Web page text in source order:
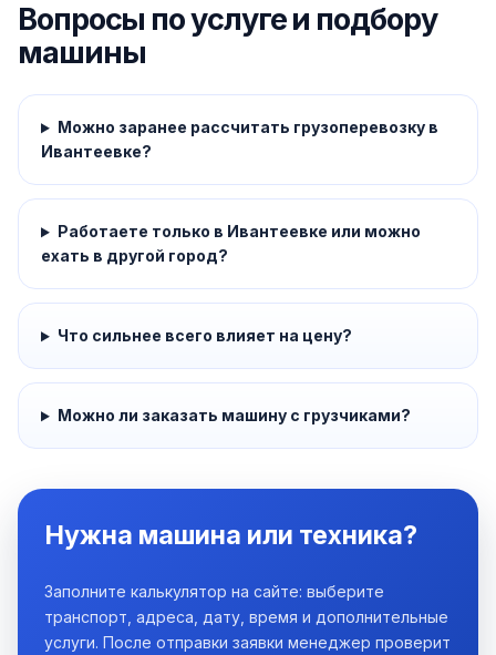
Вопросы по услуге и подбору
машины
Можно заранее рассчитать грузоперевозку в
Ивантеевке?
Работаете только в Ивантеевке или можно
ехать в другой город?
Что сильнее всего влияет на цену?
Можно ли заказать машину с грузчиками?
Нужна машина или техника?
Заполните калькулятор на сайте: выберите
транспорт, адреса, дату, время и дополнительные
услуги. После отправки заявки менеджер проверит